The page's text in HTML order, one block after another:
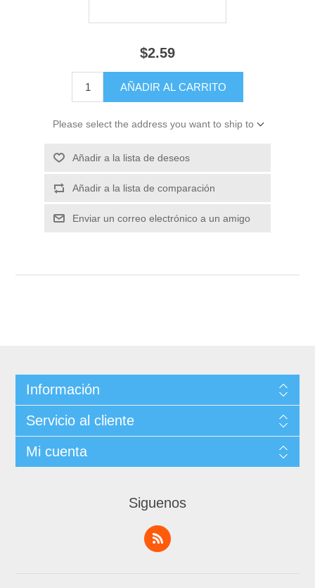
$2.59
Please select the address you want to ship to
Información
Servicio al cliente
Mi cuenta
Siguenos